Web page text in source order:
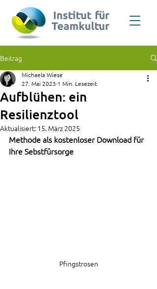
Beitrag
Aufblühen: ein
Resilienztool
Michaela Wiese
27. Mai 2023 1 Min. Lesezeit
Aktualisiert: 15. März 2025
Methode als kostenloser Download für
Ihre Sebstfürsorge
Pfingstrosen